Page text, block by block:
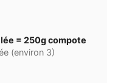
= 250g compote
(environ 3)